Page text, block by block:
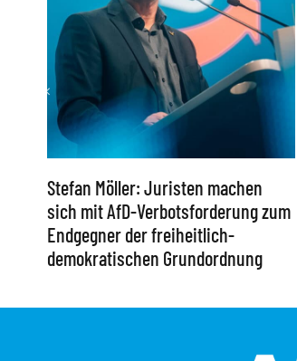
Stefan Möller: Juristen machen
sich mit AfD-Verbotsforderung zum
Endgegner der freiheitlich-
demokratischen Grundordnung